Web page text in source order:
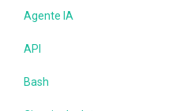
Agente IA
API
Bash